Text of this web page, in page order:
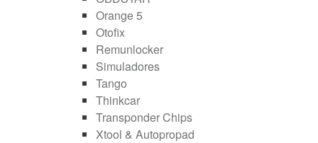
Orange 5
Otofix
Remunlocker
Simuladores
Tango
Thinkcar
Transponder Chips
Xtool & Autopropad